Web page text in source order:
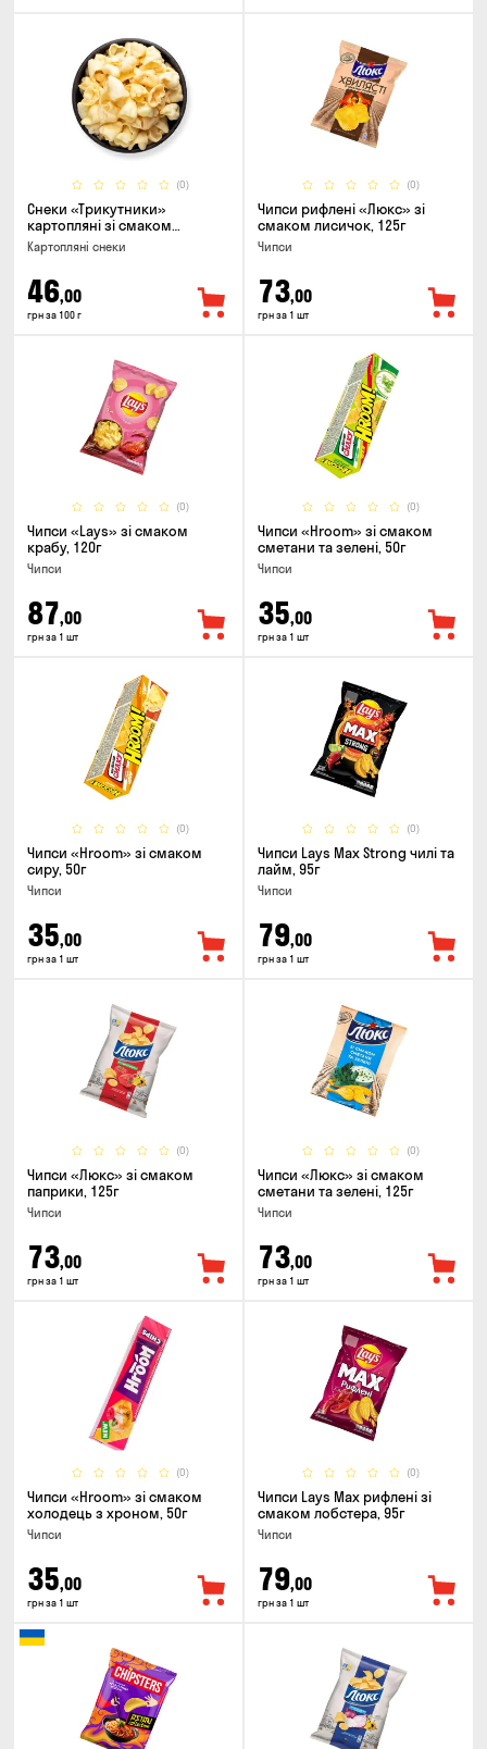
(0)
Снеки «Трикутники»
картопляні зі смаком
сметани з цибулею
Картопляні снеки
46,00
грн за 100 г
(0)
Чипси рифлені «Люкс» зі
смаком лисичок, 125г
Чипси
73,00
грн за 1 шт
(0)
Чипси «Lays» зі смаком
крабу, 120г
Чипси
87,00
грн за 1 шт
(0)
Чипси «Hroom» зі смаком
сметани та зелені, 50г
Чипси
35,00
грн за 1 шт
(0)
Чипси «Hroom» зі смаком
сиру, 50г
Чипси
35,00
грн за 1 шт
(0)
Чипси Lays Max Strong чилі та
лайм, 95г
Чипси
79,00
грн за 1 шт
(0)
Чипси «Люкс» зі смаком
паприки, 125г
Чипси
73,00
грн за 1 шт
(0)
Чипси «Люкс» зі смаком
сметани та зелені, 125г
Чипси
73,00
грн за 1 шт
(0)
Чипси «Hroom» зі смаком
холодець з хроном, 50г
Чипси
35,00
грн за 1 шт
(0)
Чипси Lays Max рифлені зі
смаком лобстера, 95г
Чипси
79,00
грн за 1 шт